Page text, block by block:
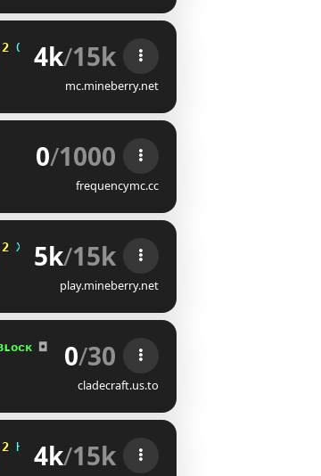
RNPZE[L TNTDCN]
4k/15k
mc.mineberry.net
0/1000
frequencymc.cc
UXYT^FL XA]BDYY
5k/15k
play.mineberry.net
◘ ᴋɪᴛᴘᴠᴘ (Now 1.21!)
0/30
cladecraft.us.to
OTVNUNG WR]OIL]
4k/15k